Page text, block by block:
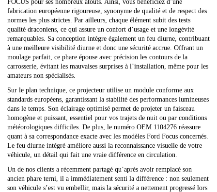
FOCUS pour ses nombreux atouts. Ainsi, vous bénéficiez d’une
fabrication européenne rigoureuse, synonyme de qualité et de respect des
normes les plus strictes. Par ailleurs, chaque élément subit des tests
qualité draconiens, ce qui assure un confort d’usage et une longévité
remarquables. Sa conception intègre également un feu diurne, contribuant
à une meilleure visibilité diurne et donc une sécurité accrue. Offrant un
moulage parfait, ce phare épouse avec précision les contours de la
carrosserie, évitant les mauvaises surprises à l’installation, même pour les
amateurs non spécialisés.
Sur le plan technique, ce projecteur utilise un module conforme aux
standards européens, garantissant la stabilité des performances lumineuses
dans le temps. Son éclairage optimisé permet de projeter un faisceau
homogène et puissant, essentiel pour vos trajets de nuit ou par conditions
météorologiques difficiles. De plus, le numéro OEM 1104276 réassure
quant à sa correspondance exacte avec les modèles Ford Focus concernés.
Le feu diurne intégré améliore aussi la reconnaissance visuelle de votre
véhicule, un détail qui fait une vraie différence en circulation.
Un de nos clients a récemment partagé qu’après avoir remplacé son
ancien phare terni, il a immédiatement senti la différence : non seulement
son véhicule s’est vu embellir, mais la sécurité a nettement progressé lors